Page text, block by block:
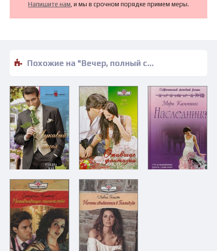
Напишите нам, и мы в срочном порядке примем меры.
Похожие на "Вечер, полный сюрпризов - Нина Харрингтон" книги читать бесплатно полные версии